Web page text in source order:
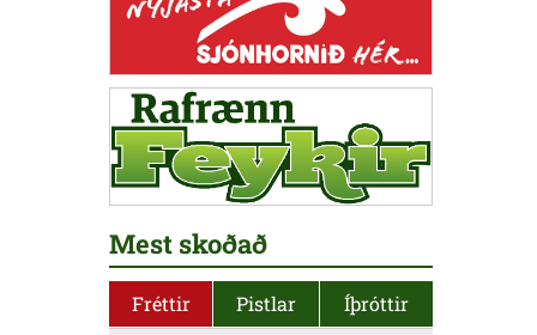
Mest skoðað
Fréttir Pistlar Íþróttir